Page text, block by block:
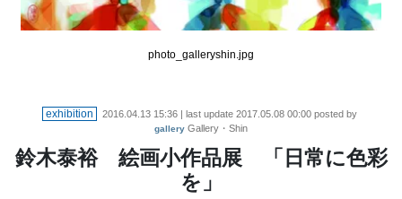
photo_galleryshin.jpg
exhibition 2016.04.13 15:36 | last update 2017.05.08 00:00 posted by
gallery Gallery・Shin
鈴木泰裕 絵画小作品展 「日常に色彩
を」